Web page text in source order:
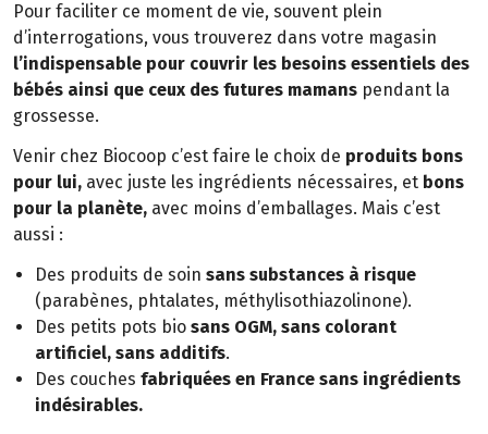
Pour faciliter ce moment de vie, souvent plein
d’interrogations, vous trouverez dans votre magasin
l’indispensable pour couvrir les besoins essentiels des
bébés ainsi que ceux des futures mamans pendant la
grossesse.
Venir chez Biocoop c’est faire le choix de produits bons
pour lui, avec juste les ingrédients nécessaires, et bons
pour la planète, avec moins d’emballages. Mais c’est
aussi :
Des produits de soin sans substances à risque
(parabènes, phtalates, méthylisothiazolinone).
Des petits pots bio sans OGM, sans colorant
artificiel, sans additifs.
Des couches fabriquées en France sans ingrédients
indésirables.